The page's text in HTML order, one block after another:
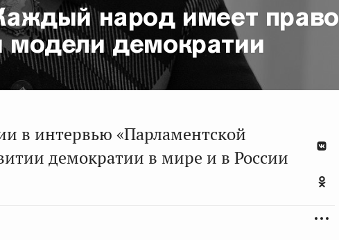
народ имеет право
модели демократии
в интервью «Парламентской
демократии в мире и в России